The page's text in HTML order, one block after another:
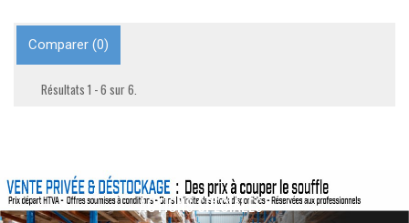
Comparer (0)
Résultats 1 - 6 sur 6.
ACTIONS SPÉCIALES